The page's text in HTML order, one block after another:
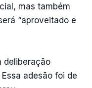
mas também
“aproveitado e
deliberação
adesão foi de